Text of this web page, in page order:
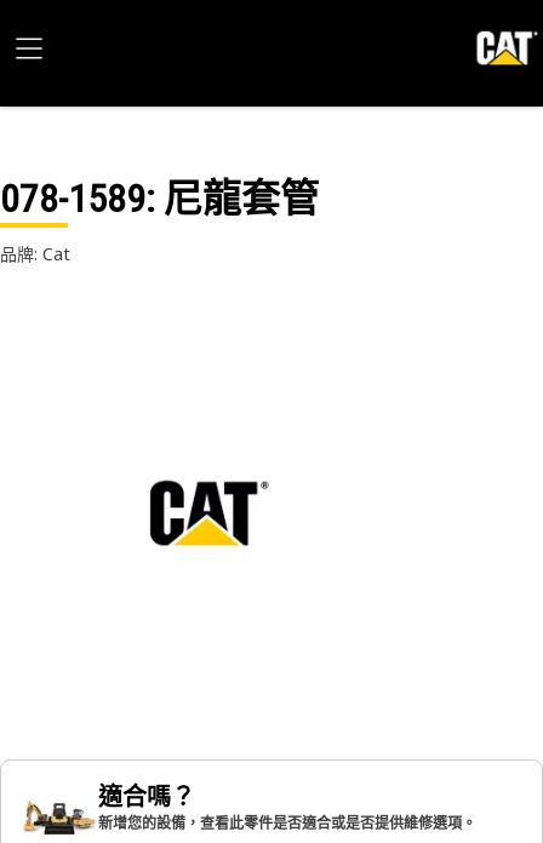
078-1589: 尼龍套管
品牌: Cat
適合嗎？
新增您的設備，查看此零件是否適合或是否提供維修選項。